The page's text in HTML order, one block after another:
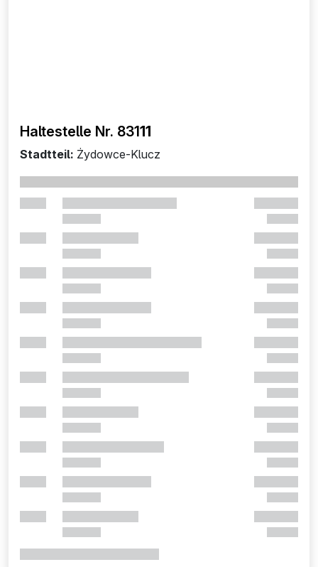
Haltestelle Nr. 83111
Stadtteil: Żydowce-Klucz